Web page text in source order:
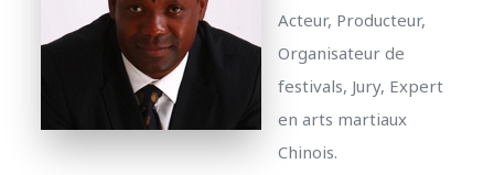
Acteur, Producteur,
Organisateur de
festivals, Jury, Expert
en arts martiaux
Chinois.